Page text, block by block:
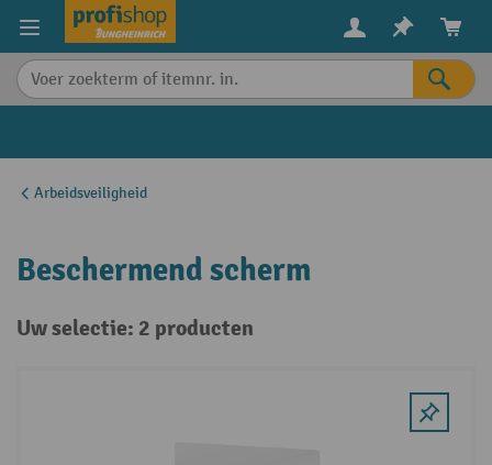
content
Arbeidsveiligheid
Beschermend scherm
Uw selectie: 2 producten